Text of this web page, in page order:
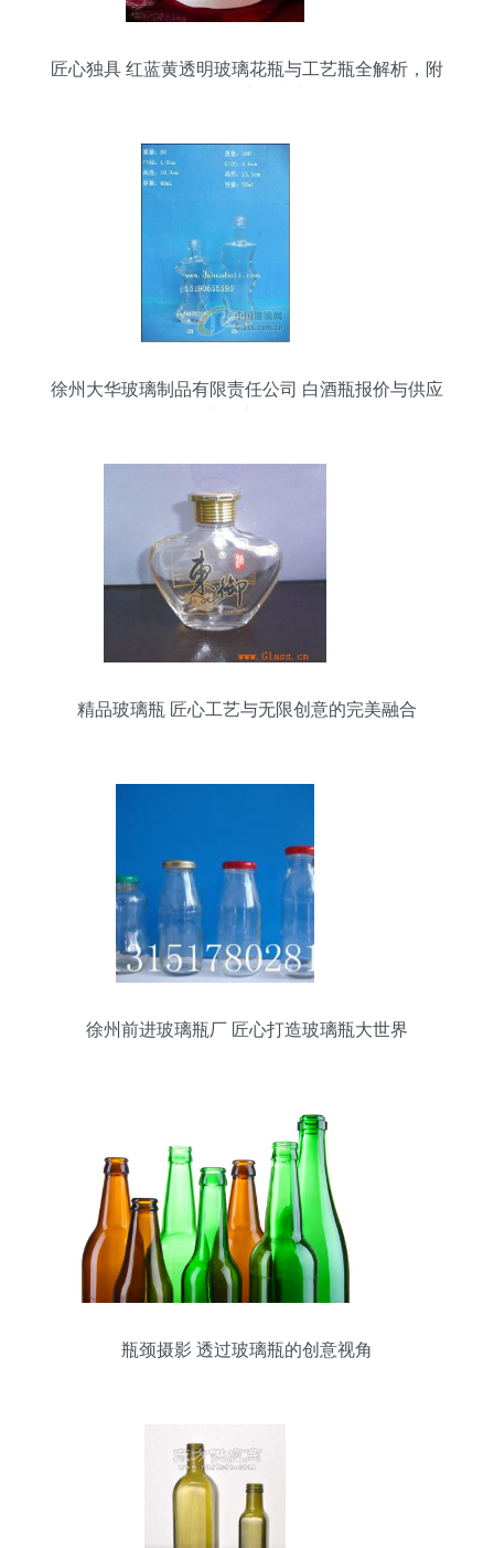
匠心独具 红蓝黄透明玻璃花瓶与工艺瓶全解析，附
徐州大华玻璃制品有限责任公司 白酒瓶报价与供应
精品玻璃瓶 匠心工艺与无限创意的完美融合
徐州前进玻璃瓶厂 匠心打造玻璃瓶大世界
瓶颈摄影 透过玻璃瓶的创意视角